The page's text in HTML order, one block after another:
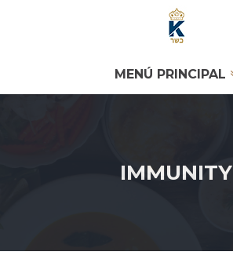
MENÚ PRINCIPAL
IMMUNITY